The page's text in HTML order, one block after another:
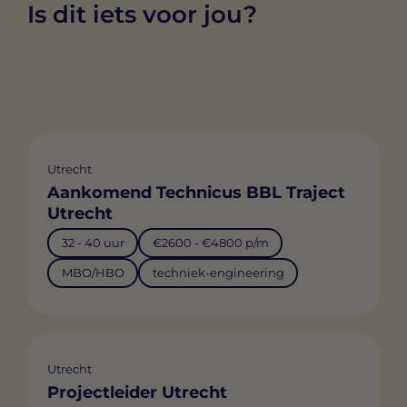
Is dit iets voor jou?
Utrecht
Aankomend Technicus BBL Traject
Utrecht
32 - 40 uur €2600 - €4800 p/m
MBO/HBO techniek-engineering
Utrecht
Projectleider Utrecht